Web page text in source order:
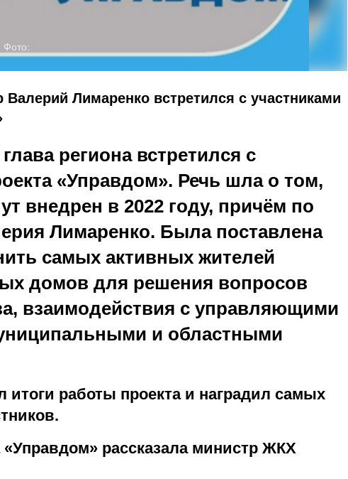
Фото:
Валерий Лимаренко встретился с участниками
глава региона встретился с
«Управдом». Речь шла о том,
внедрен в 2022 году, причём по
Лимаренко. Была поставлена
самых активных жителей
домов для решения вопросов
взаимодействия с управляющими
и областными
итоги работы проекта и наградил самых
«Управдом» рассказала министр ЖКХ